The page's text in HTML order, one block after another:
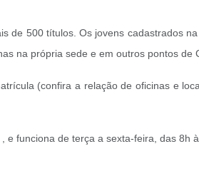
500 títulos. Os jovens cadastrados
na própria sede e em outros pontos de
(confira a relação de oficinas e
funciona de terça a sexta-feira, das 8h